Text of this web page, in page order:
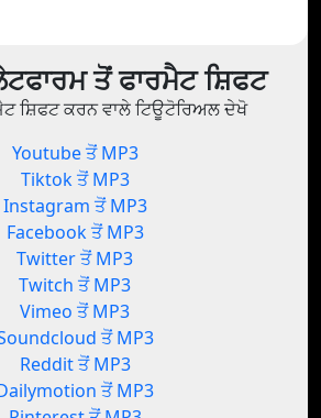
ਤੋਂ ਫਾਰਮੈਟ ਸ਼ਿਫਟ
ਸ਼ਿਫਟ ਕਰਨ ਵਾਲੇ ਟਿਊਟੋਰਿਅਲ ਦੇਖੋ
Youtube ਤੋਂ MP3
Tiktok ਤੋਂ MP3
Instagram ਤੋਂ MP3
Facebook ਤੋਂ MP3
Twitter ਤੋਂ MP3
Twitch ਤੋਂ MP3
Vimeo ਤੋਂ MP3
ਤੋਂ MP3
Reddit ਤੋਂ MP3
ਤੋਂ MP3